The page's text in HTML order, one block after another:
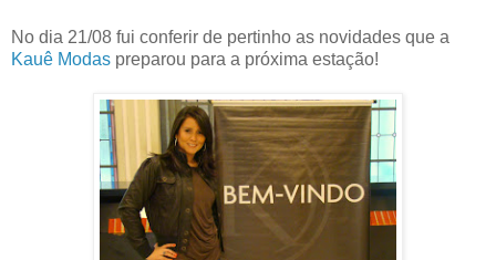
No dia 21/08 fui conferir de pertinho as novidades que a
Kauê Modas preparou para a próxima estação!